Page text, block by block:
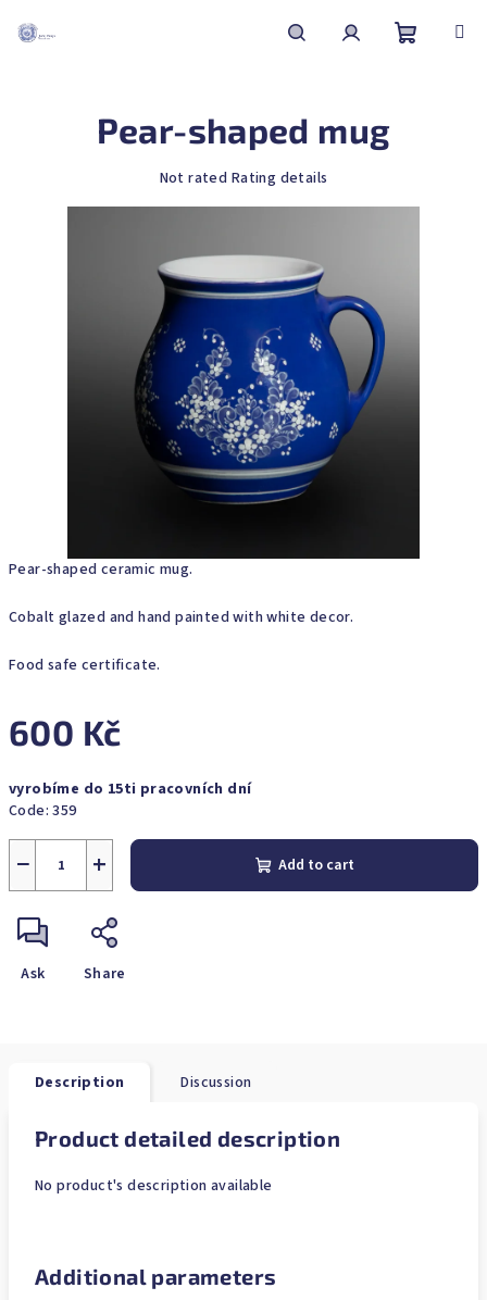
Pear-shaped ceramic mug.
Cobalt glazed and hand painted with white decor.
Food safe certificate.
600 Kč
price:
vyrobíme do 15ti pracovních dní
Code: 359
+
− Add to cart
Ask Share
Pear-shaped mug
The
is
0,0
out
of
stars.
Not rated Rating details
Description Discussion
Product detailed description
No product's description available
Additional parameters